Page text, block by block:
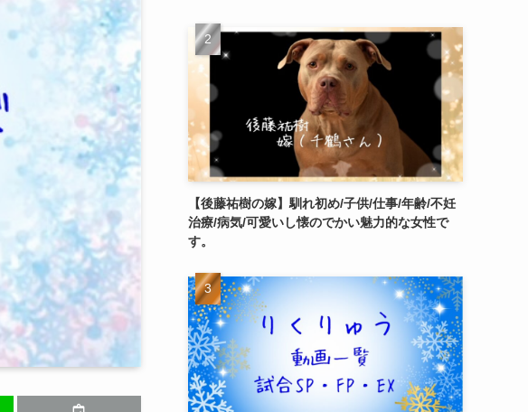
【後藤祐樹の嫁】馴れ初め/子供/仕事/年齢/不妊
治療/病気/可愛いし懐のでかい魅力的な女性で
す。